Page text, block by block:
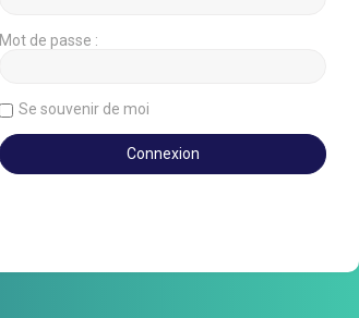
Mot de passe :
Se souvenir de moi